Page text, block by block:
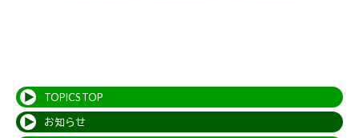
TOPICS TOP
お知らせ